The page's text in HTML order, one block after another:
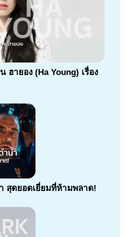
ฮายอง (Ha Young) เรื่อง
สุดยอดเยี่ยมที่ห้ามพลาด!